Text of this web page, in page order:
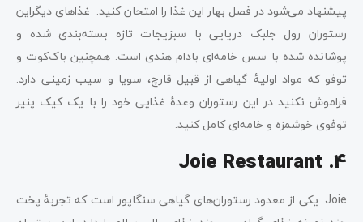
پیشنهاد می‌شود در فصل بهار این غذا را امتحان کنید. غذاهای دیگراین
رستوران رول جلبک دریایی با سبزیجات تازه بسته‌بندی شده و
پوشانده شده با سس خامه‌ای بادام هندی است. همچنین باک‎‌کوت و
توفو که مواد اولیۀ گیاهی از قبیل قارچ، سویا و سیب زمینی دارد.
فراموش نکنید در این رستوران وعدۀ غذایی خود را با یک کیک پنیر
توفوی خوشمزه و خامه‌ای کامل کنید.
4. Joie Restaurant
Joie یکی از معدود رستوران‌های گیاهی سنگاپور است که تجربۀ پخت